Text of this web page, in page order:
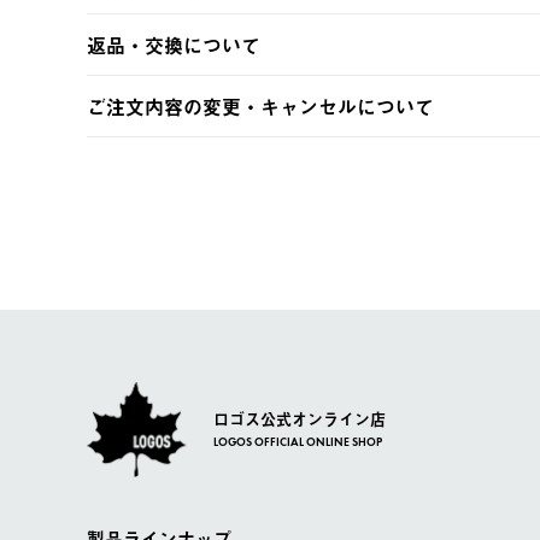
・Pay-easy決済
ご注文・ご入金完了より2営業日以内に商品を発送いたしま
※予約販売・長期連休期間中のご注文は除く（別途スケジ
返品・交換について
ご注文内容の変更・キャンセルについて
ロゴス公式オンライン店
LOGOS OFFICIAL ONLINE SHOP